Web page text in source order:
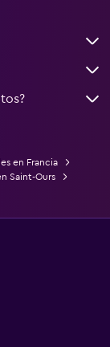
en Francia
Saint-Ours